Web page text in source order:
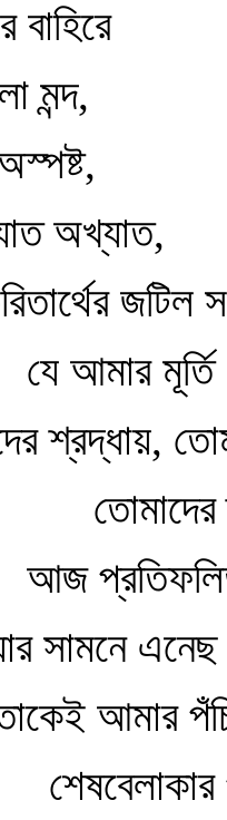
মন্দ,
অখ্যাত,
যে আমার মূর্তি
শ্রদ্ধায়,
তোমাদের
আজ
সামনে এনেছ
আমার